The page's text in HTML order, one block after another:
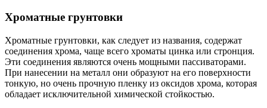
Хроматные грунтовки
Хроматные грунтовки, как следует из названия, содержат
соединения хрома, чаще всего хроматы цинка или стронция.
Эти соединения являются очень мощными пассиваторами.
При нанесении на металл они образуют на его поверхности
тонкую, но очень прочную пленку из оксидов хрома, которая
обладает исключительной химической стойкостью.